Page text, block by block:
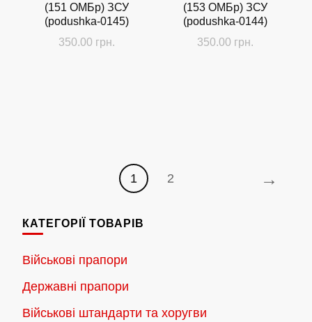
(151 ОМБр) ЗСУ
(podushka-0145)
350.00 грн.
(153 ОМБр) ЗСУ
(podushka-0144)
350.00 грн.
1 2 →
КАТЕГОРІЇ ТОВАРІВ
Військові прапори
Державні прапори
Військові штандарти та хоругви